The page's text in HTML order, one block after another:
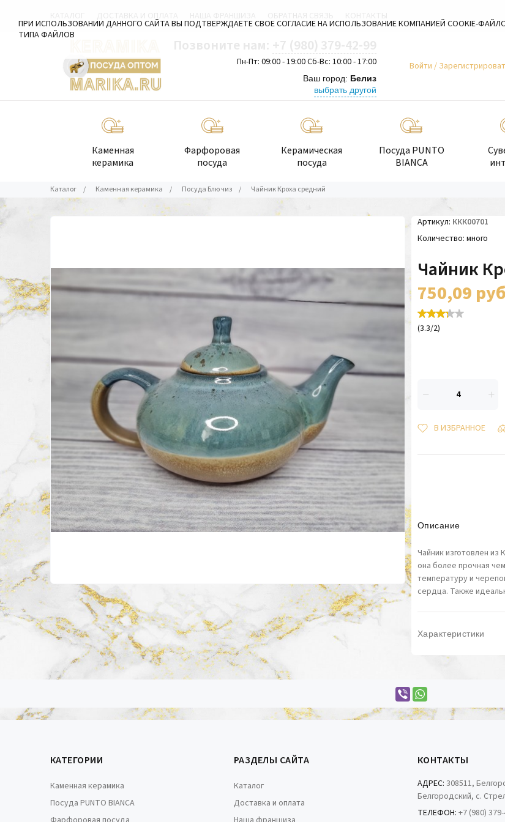
ДОСТАВКА И ОПЛАТА
Пн-Пт: 09:00 - 19:00 Сб-Вс: 10:00 - 17:00
Ваш город: Белиз
выбрать другой
Войти /
Каменная
керамика
Фарфоровая
посуда
Керамическая
посуда
Посуда PUNTO
BIANCA
Каталог / Каменная керамика / Посуда Блю чиз / Чайник Кроха средний
Артикул ККК00701
Количество много
Чайник
750,09
(3.3/2)
В ИЗБРАННОЕ
Описание
Чайник изготовлен
она более прочная
температуру и
сердца. Также
Характеристики
КАТЕГОРИИ
Каменная керамика
Посуда PUNTO BIANCA
РАЗДЕЛЫ САЙТА
Каталог
Доставка и оплата
КОНТАКТЫ
АДРЕС: 308511,
Белгородский, с.
ТЕЛЕФОН: +7 (980)
ПРИ ИСПОЛЬЗОВАНИИ ДАННОГО САЙТА ВЫ ПОДТВЕРЖДАЕТЕ СВОЕ СОГЛАСИЕ НА ИСПОЛЬЗОВАНИЕ КОМПАНИЕЙ COOKIE-
ТИПА ФАЙЛОВ